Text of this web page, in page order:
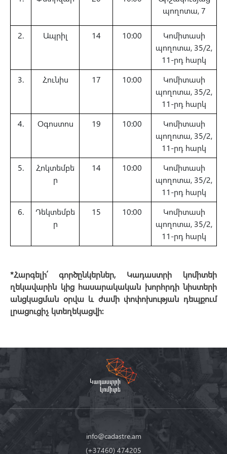
պողոտա, 7
2. Ապրիլ 14 10։00
Կոմիտասի
պողոտա, 35/2,
11-րդ հարկ
3.
Հունիս 17 10։00
Կոմիտասի
պողոտա, 35/2,
11-րդ հարկ
4.
Օգոստոս 19 10։00
Կոմիտասի
պողոտա, 35/2,
11-րդ հարկ
5.
Հոկտեմբե
ր
14 10։00
Կոմիտասի
պողոտա, 35/2,
11-րդ հարկ
6.
Դեկտեմբե
ր
15 10։00
Կոմիտասի
պողոտա, 35/2,
11-րդ հարկ
*Հարգելի՛ գործընկերներ, Կադաստրի կոմիտեի
ղեկավարին կից հասարակական խորհրդի նիստերի
անցկացման օրվա և ժամի փոփոխության դեպքում
լրացուցիչ կտեղեկացվի։
info@cadastre.am
(+37460) 474205